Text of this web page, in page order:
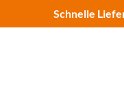
Schnelle